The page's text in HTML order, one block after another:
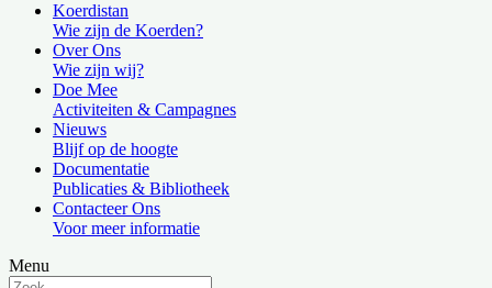
Koerdistan
Wie zijn de Koerden?
Over Ons
Wie zijn wij?
Doe Mee
Activiteiten & Campagnes
Nieuws
Blijf op de hoogte
Documentatie
Publicaties & Bibliotheek
Contacteer Ons
Voor meer informatie
Menu